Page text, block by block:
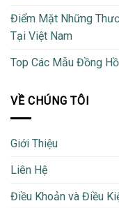
Điểm Mặt Những
Tại Việt Nam
Top Các Mẫu Đồng
VỀ CHÚNG TÔI
Giới Thiệu
Liên Hệ
Điều Khoản và Điều